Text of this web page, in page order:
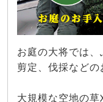
お庭の大将では
剪定、伐採などの
大規模な空地の